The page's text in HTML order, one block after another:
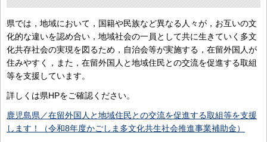
県では，地域において，国籍や民族など異なる人々が，お互いの文
化的な違いを認め合い，地域社会の一員として共に生きていく多文
化共存社会の実現を図るため，自治会等が実施する，在留外国人が
住みやすく，また，在留外国人と地域住民との交流を促進する取組
等を支援しています。
詳しくは県HPをご確認ください。
鹿児島県／在留外国人と地域住民との交流を促進する取組等を支援
します！（令和8年度かごしま多文化共生社会推進事業補助金）